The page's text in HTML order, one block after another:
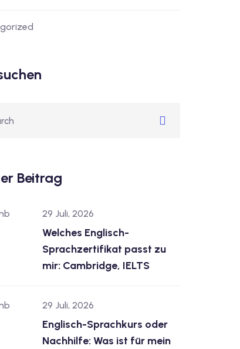
Beitrag
29 Juli, 2026
Welches Englisch-
Sprachzertifikat passt zu
mir: Cambridge, IELTS
29 Juli, 2026
Englisch-Sprachkurs oder
Nachhilfe: Was ist für mein